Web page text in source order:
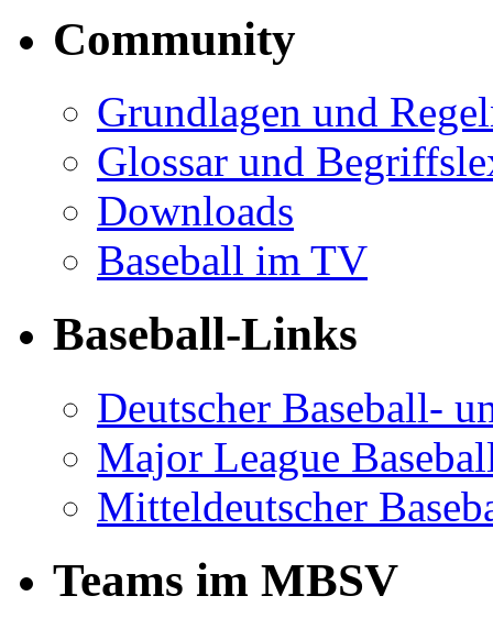
Community
Grundlagen und
Glossar und
Downloads
Baseball im TV
Baseball-Links
Deutscher Baseball-
Major League
Mitteldeutscher
Teams im MBSV